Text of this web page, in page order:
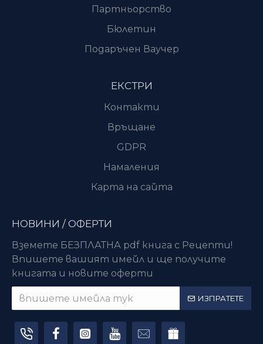
Партньорство
Бюлетин
Подаръчен Ваучер
ЕКСТРИ
Контакти
Връщане
GDPR
Намаления
Карта на сайта
НОВИНИ / ОФЕРТИ
Вземете БЕЗПЛАТНА pdf книга с Рецепти!
Впишете вашият имейл и ще получите
книгата и новите оферти
ИЗПРАТЕТЕ